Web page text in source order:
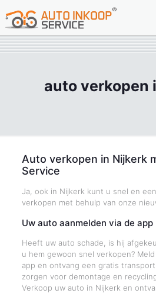
auto verkopen
Auto verkopen in Nijkerk
Service
Ja, ook in Nijkerk kunt u snel en
verkopen met behulp van onze
Uw auto aanmelden via de app
Heeft uw auto schade, is hij
u hem gewoon snel verkopen?
app en ontvang een gratis
zorgen voor demontage en
Verkoop uw auto in Nijkerk en